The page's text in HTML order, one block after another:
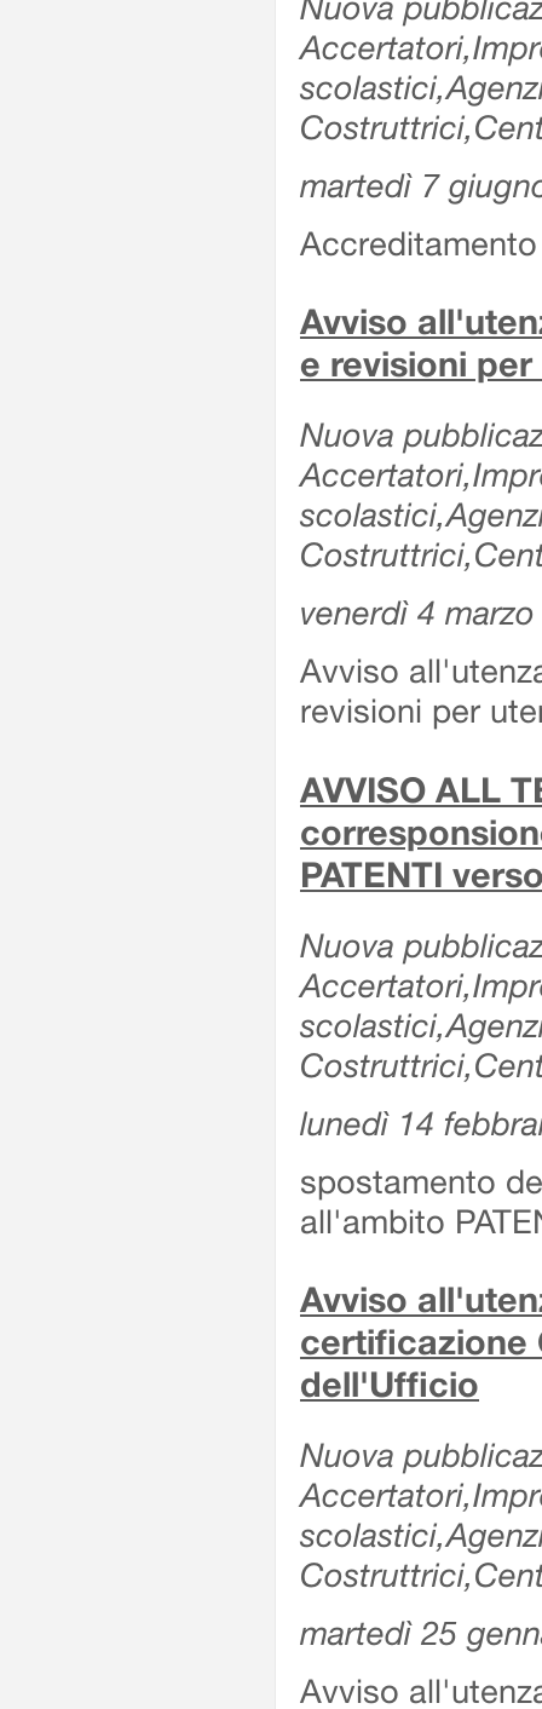
martedì 7
Avviso
e revisioni
Nuova
venerdì 4
Avviso
revisioni per
AVVISO ALL
PATENTI
Nuova
lunedì 14
spostamento
all'ambito
Avviso
certificazione
dell'Ufficio
Nuova
martedì 25
Avviso